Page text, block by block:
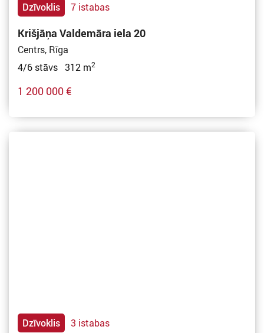
Dzīvoklis 7 istabas
Krišjāņa Valdemāra iela 20
Centrs, Rīga
4/6 stāvs 312 m2
1 200 000 €
Dzīvoklis 3 istabas